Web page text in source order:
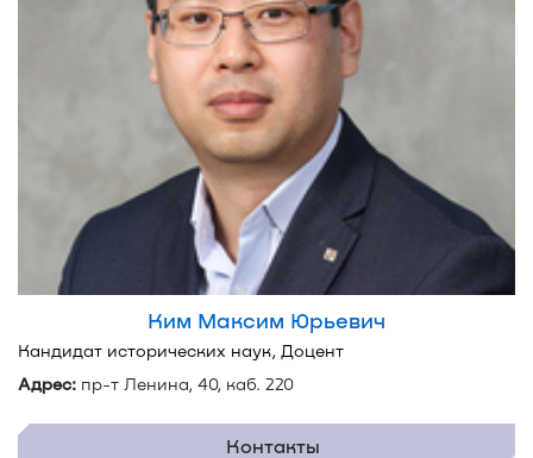
Ким Максим Юрьевич
Кандидат исторических наук, Доцент
Адрес: пр-т Ленина, 40, каб. 220
Контакты